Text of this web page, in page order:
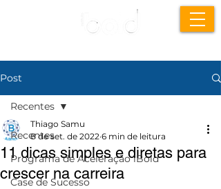
Post
Recentes
Programa de Aceleração iBold
Case de Sucesso
Recentes
11 dicas simples e diretas para
crescer na carreira
Thiago Samu
8 de set. de 2022 6 min de leitura